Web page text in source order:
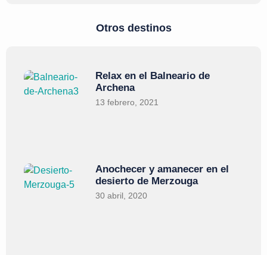
Otros destinos
Relax en el Balneario de
Archena
13 febrero, 2021
Anochecer y amanecer en el
desierto de Merzouga
30 abril, 2020